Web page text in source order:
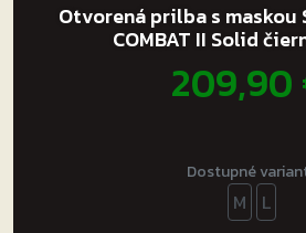
Otvorená prilba s maskou
COMBAT II Solid
209,90
Dostupné
M L